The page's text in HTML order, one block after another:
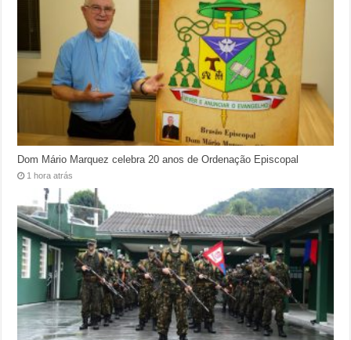
Dom Mário Marquez celebra 20 anos de Ordenação Episcopal
1 hora atrás